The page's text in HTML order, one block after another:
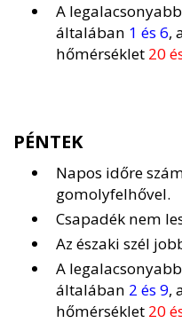
A
általában 1 és 6,
hőmérséklet 20
PÉNTEK
Napos időre
gomolyfelhővel.
Csapadék nem
Az északi szél
A
általában 2 és 9,
hőmérséklet 20